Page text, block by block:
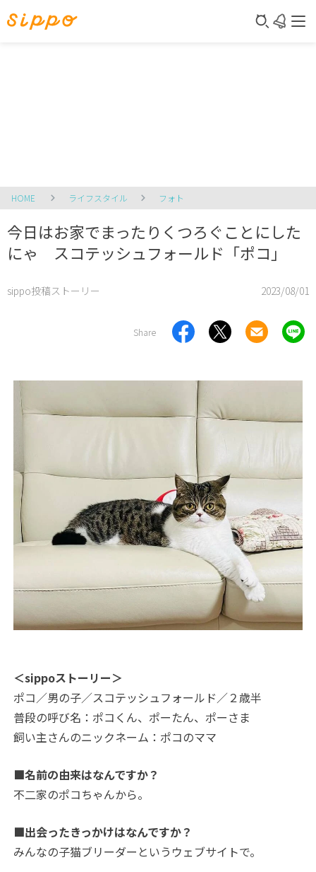
HOME ライフスタイル フォト
今日はお家でまったりくつろぐことにした
にゃ スコテッシュフォールド「ポコ」
sippo投稿ストーリー 2023/08/01
Share
＜sippoストーリー＞
ポコ／男の子／スコテッシュフォールド／２歳半
普段の呼び名：ポコくん、ポーたん、ポーさま
飼い主さんのニックネーム：ポコのママ
■名前の由来はなんですか？
不二家のポコちゃんから。
■出会ったきっかけはなんですか？
みんなの子猫ブリーダーというウェブサイトで。